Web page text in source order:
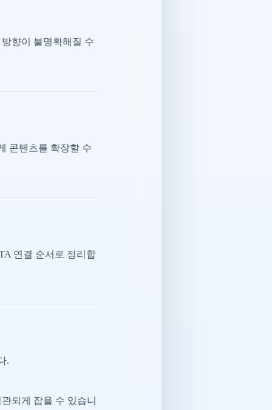
향이 불명확해질 수
콘텐츠를 확장할 수
연결 순서로 정리합
.
되게 잡을 수 있습니